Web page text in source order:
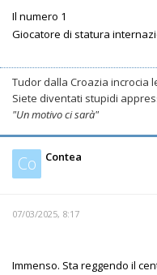
Il numero 1
Giocatore di statura
Tudor dalla Croazia incrocia
Siete diventati stupidi
"Un motivo ci sarà"
Co Contea
07/03/2025, 8:17
Immenso. Sta reggendo il